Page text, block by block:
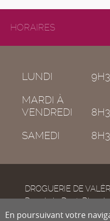
HORAIRES
LUNDI
MARDI À
VENDREDI
SAMEDI
DROGUERIE DE
Rue de la Dent-
CH-1950
En poursuivant votre